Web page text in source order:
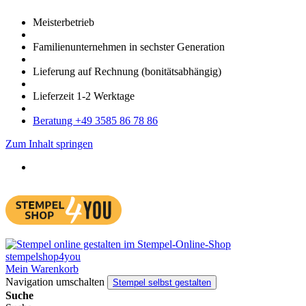
Meister­betrieb
Familien­unter­nehmen in sechster Gene­ration
Lieferung auf Rech­nung (bonitätsabhängig)
Liefer­zeit 1-2 Werk­tage
Bera­tung +49 3585 86 78 86
Zum Inhalt springen
Mein Warenkorb
Navigation umschalten
Stempel selbst gestalten
Suche